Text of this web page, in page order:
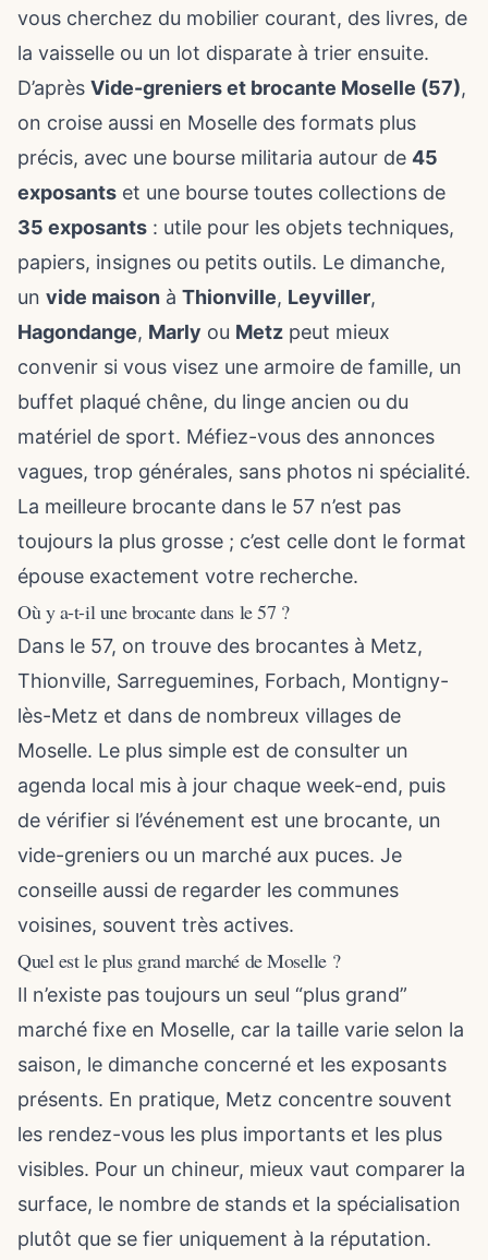
vous cherchez du mobilier courant, des livres, de
la vaisselle ou un lot disparate à trier ensuite.
D’après Vide-greniers et brocante Moselle (57),
on croise aussi en Moselle des formats plus
précis, avec une bourse militaria autour de 45
exposants et une bourse toutes collections de
35 exposants : utile pour les objets techniques,
papiers, insignes ou petits outils. Le dimanche,
un vide maison à Thionville, Leyviller,
Hagondange, Marly ou Metz peut mieux
convenir si vous visez une armoire de famille, un
buffet plaqué chêne, du linge ancien ou du
matériel de sport. Méfiez-vous des annonces
vagues, trop générales, sans photos ni spécialité.
La meilleure brocante dans le 57 n’est pas
toujours la plus grosse ; c’est celle dont le format
épouse exactement votre recherche.
Où y a-t-il une brocante dans le 57 ?
Dans le 57, on trouve des brocantes à Metz,
Thionville, Sarreguemines, Forbach, Montigny-
lès-Metz et dans de nombreux villages de
Moselle. Le plus simple est de consulter un
agenda local mis à jour chaque week-end, puis
de vérifier si l’événement est une brocante, un
vide-greniers ou un marché aux puces. Je
conseille aussi de regarder les communes
voisines, souvent très actives.
Quel est le plus grand marché de Moselle ?
Il n’existe pas toujours un seul “plus grand”
marché fixe en Moselle, car la taille varie selon la
saison, le dimanche concerné et les exposants
présents. En pratique, Metz concentre souvent
les rendez-vous les plus importants et les plus
visibles. Pour un chineur, mieux vaut comparer la
surface, le nombre de stands et la spécialisation
plutôt que se fier uniquement à la réputation.